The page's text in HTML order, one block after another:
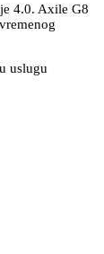
4.0. Axile G8
uslugu